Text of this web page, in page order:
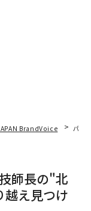
BrandVoice パシ
師長の"北
え見つけ